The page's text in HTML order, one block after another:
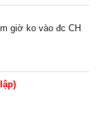
giờ ko vào đc CH